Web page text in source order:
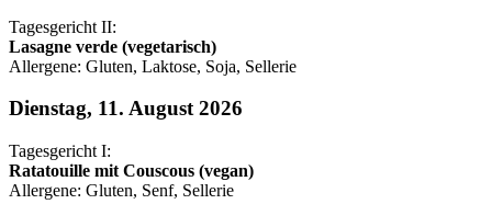
Tagesgericht II:
Lasagne verde (vegetarisch)
Allergene: Gluten, Laktose, Soja, Sellerie
Dienstag, 11. August 2026
Tagesgericht I:
Ratatouille mit Couscous (vegan)
Allergene: Gluten, Senf, Sellerie